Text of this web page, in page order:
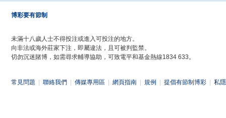
博彩要有節制
未滿十八歲人士不得投注或進入可投注的地方。
向非法或海外莊家下注，即屬違法，且可被判監禁。
切勿沉迷賭博，如需尋求輔導協助，可致電平和基金熱線1834 633。
常見問題 聯絡我們 傳媒專用區 網頁指南 規例 提倡有節制博彩 私